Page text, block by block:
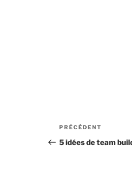
Navigation
de
Article
précédent
PRÉCÉDENT
5 idées de team